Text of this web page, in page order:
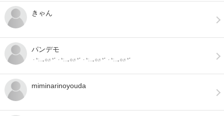
きゃん
パンデモ
・*:..｡o♬*ﾟ・*:..｡o♬*ﾟ・*:..｡o♬*ﾟ・*:..｡o♬*ﾟ
miminarinoyouda